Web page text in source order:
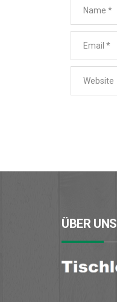
ÜBER UNS